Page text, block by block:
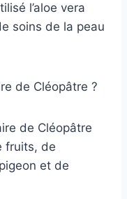
l’aloe vera
soins de la peau
de Cléopâtre ?
de Cléopâtre
fruits, de
et de